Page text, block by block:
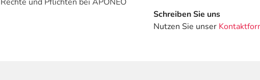
Schreiben Sie uns
Nutzen Sie unser